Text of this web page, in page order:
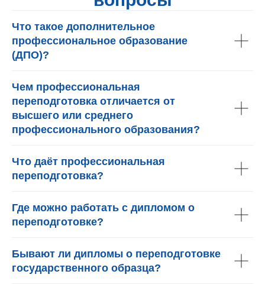
Что такое дополнительное
профессиональное образование
(ДПО)?
Чем профессиональная
переподготовка отличается от
высшего или среднего
профессионального образования?
Что даёт профессиональная
переподготовка?
Где можно работать с дипломом о
переподготовке?
Бывают ли дипломы о переподготовке
государственного образца?